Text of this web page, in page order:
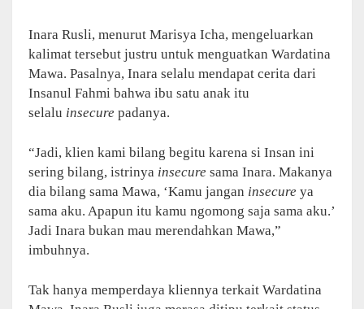
Inara Rusli, menurut Marisya Icha, mengeluarkan
kalimat tersebut justru untuk menguatkan Wardatina
Mawa. Pasalnya, Inara selalu mendapat cerita dari
Insanul Fahmi bahwa ibu satu anak itu
selalu insecure padanya.
“Jadi, klien kami bilang begitu karena si Insan ini
sering bilang, istrinya insecure sama Inara. Makanya
dia bilang sama Mawa, ‘Kamu jangan insecure ya
sama aku. Apapun itu kamu ngomong saja sama aku.’
Jadi Inara bukan mau merendahkan Mawa,”
imbuhnya.
Tak hanya memperdaya kliennya terkait Wardatina